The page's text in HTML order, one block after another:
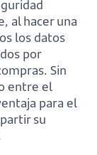
al hacer una
los datos
por
Sin
entre el
para el
su